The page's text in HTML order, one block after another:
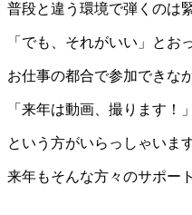
普段と違う環境で弾くのは
「でも、それがいい」とお
お仕事の都合で参加できな
「来年は動画、撮ります！」
という方がいらっしゃいます
来年もそんな方々のサポー